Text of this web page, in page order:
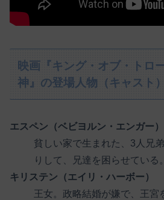
映画『キング・オブ・トロ
神』の登場人物（キャスト）
エスペン（ベビヨルン・エンガー）
貧しい家で生まれた、3人兄
りして、兄達を困らせている。
キリステン（エイリ・ハーボー）
王女。政略結婚が嫌で、王宮